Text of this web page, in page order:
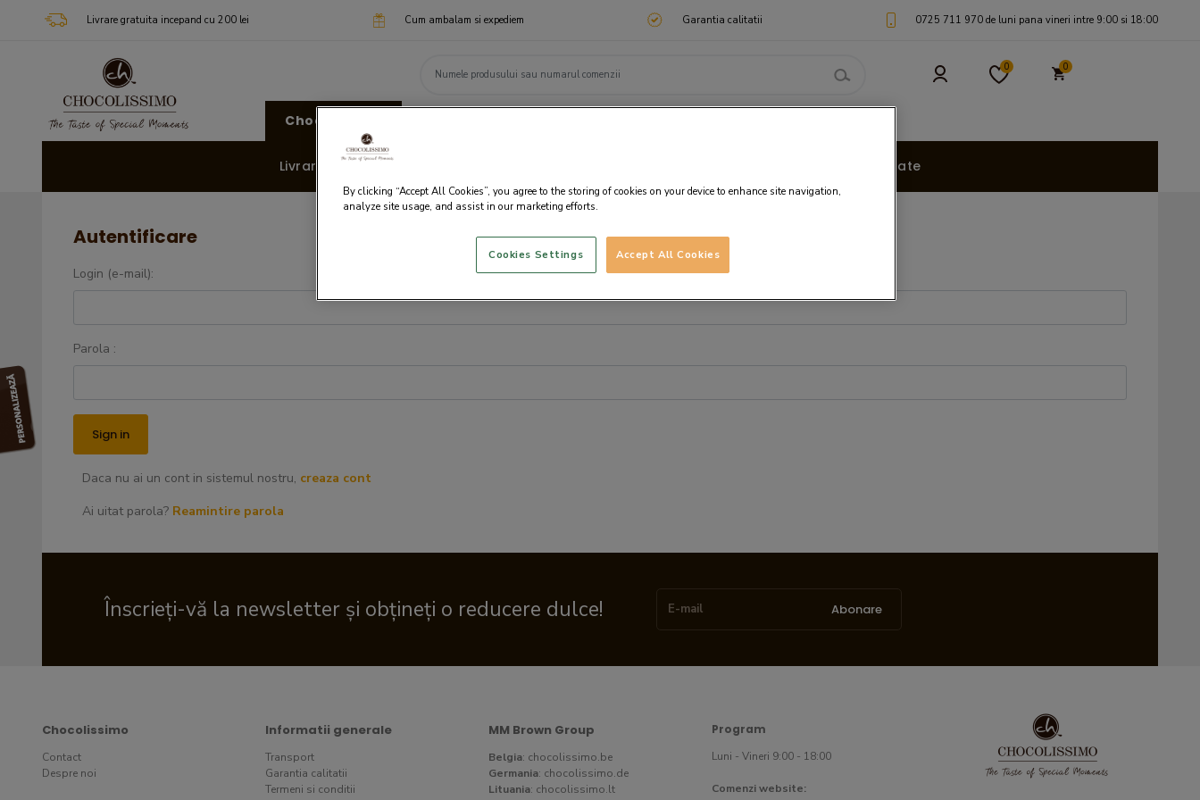
Livrare gratuita incepand cu 200 lei Cum ambalam si expediem Garantia calitatii 0725 711 970 de luni pana vineri intre 9:00 si 18:00
0 0
Chocolissimo
Livrare rapida 🚚 Cadouri Personalizate
Autentificare
Login (e-mail):
Parola :
Daca nu ai un cont in sistemul nostru, creaza cont
Ai uitat parola? Reamintire parola
Înscrieți-vă la newsletter și obțineți o reducere dulce! Abonare
Chocolissimo
Contact
Despre noi
Informatii generale
Transport
Garantia calitatii
Termeni si conditii
MM Brown Group
Belgia: chocolissimo.be
Germania: chocolissimo.de
Lituania: chocolissimo.lt
Program
Luni - Vineri 9:00 - 18:00
Comenzi website:
By clicking “Accept All Cookies”, you agree to the storing of cookies on your device to enhance site navigation,
analyze site usage, and assist in our marketing efforts.
Accept All Cookies
Cookies Settings